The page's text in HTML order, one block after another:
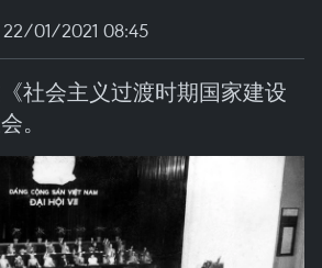
22/01/2021 08:45
社会主义过渡时期国家建设
。